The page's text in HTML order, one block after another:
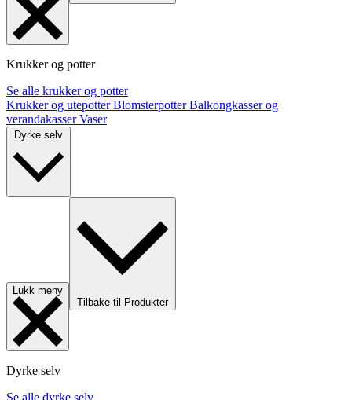
Krukker og potter
Se alle krukker og potter
Krukker og utepotterBlomsterpotterBalkongkasser og
verandakasserVaser
Lukk meny
Tilbake til Produkter
Dyrke selv